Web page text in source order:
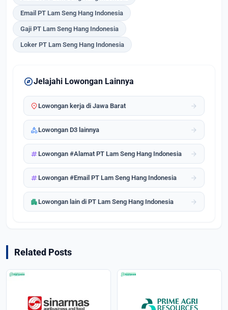
Email PT Lam Seng Hang Indonesia
Gaji PT Lam Seng Hang Indonesia
Loker PT Lam Seng Hang Indonesia
exploreJelajahi Lowongan Lainnya
location_onLowongan kerja di Jawa Barat arrow_forward
categoryLowongan D3 lainnya arrow_forward
tagLowongan #Alamat PT Lam Seng Hang Indonesia arrow_forward
tagLowongan #Email PT Lam Seng Hang Indonesia arrow_forward
apartmentLowongan lain di PT Lam Seng Hang Indonesia arrow_forward
Related Posts